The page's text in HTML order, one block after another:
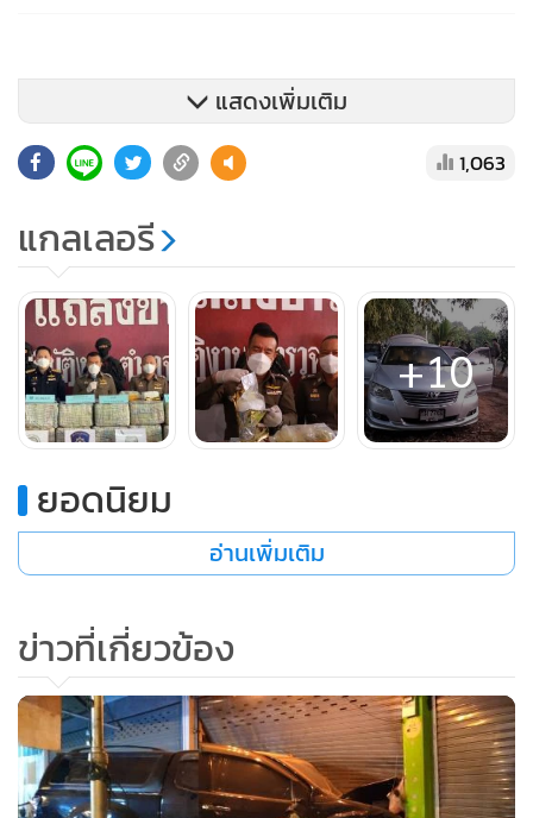
รถยนต์เป้าหมายเคลื่อนที่ออกมาจาก อ.เชียงคำ จ.พะเยา มุ่ง
หน้าไป อ.จุน จ.พะเยา จึงได้ติดตามสะกดรอยผ่าน อ.จุน,
อ.ดอกคำใต้, อ.เมือง จ.พะเยา เมื่อรถยนต์เป้าหมายกำลังจะเข้าสู่
พื้นที่ อ.วังเหนือ จ.ลำปาง จึงได้ประสาน สภ.วังเหนือตั้งจุดสกัด
เพื่อตรวจค้น บริเวณถนนสายวังเหนือ-พะเยา หน้า สภ.วังเหนือ
ผลการตรวจค้นรถยนต์คันดังกล่าวพบนายบุญชัย แซ่หมี อายุ 29
แสดงเพิ่มเติม
1,063
แกลเลอรี
+10
ยอดนิยม
อ่านเพิ่มเติม
ข่าวที่เกี่ยวข้อง